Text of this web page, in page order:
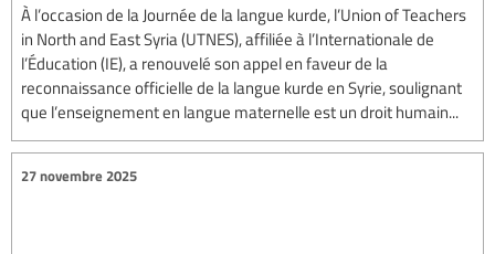
À l’occasion de la Journée de la langue kurde, l’Union of Teachers
in North and East Syria (UTNES), affiliée à l’Internationale de
l’Éducation (IE), a renouvelé son appel en faveur de la
reconnaissance officielle de la langue kurde en Syrie, soulignant
que l’enseignement en langue maternelle est un droit humain...
27 novembre 2025